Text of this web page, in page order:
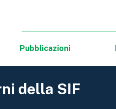
Pubblicazioni
della SIF